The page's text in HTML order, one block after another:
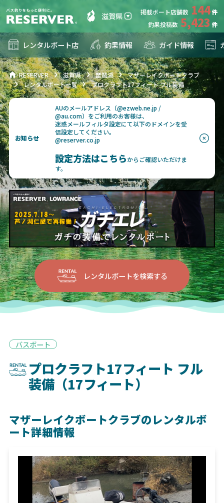
滋賀県 掲載ボート店舗数 144
釣果投稿数 5,423
レンタルボート店 釣果情報 ガイド情報
RESERVER 滋賀県 琵琶湖
マザーレイクボートクラブ
レンタルボート一覧
プロクラフト17フィート フル装備
お知らせ
AUのメールアドレス（@ezweb.ne.jp /
@au.com）をご利用のお客様は、
迷惑メールフィルタ設定にて以下のドメインを受
信設定してください。
@reserver.co.jp
設定方法はこちらからご確認いただけま
す。
レンタルボートを検索する
バスボート
プロクラフト17フィート フル
装備（17フィート）
マザーレイクボートクラブのレンタルボ
ート詳細情報